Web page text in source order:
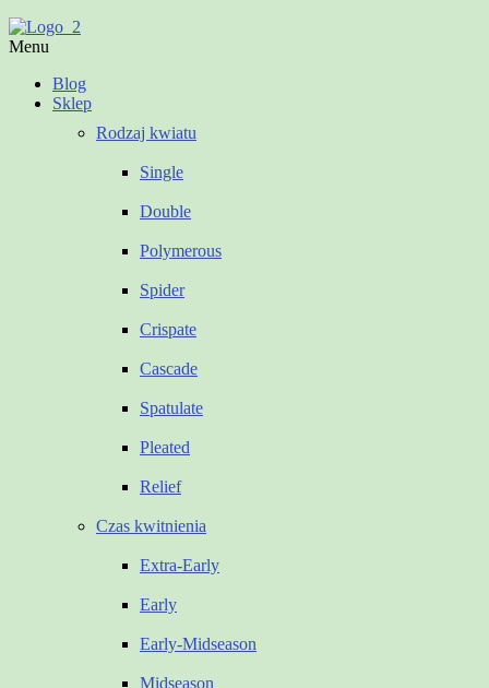
Menu
Blog
Sklep
Rodzaj kwiatu
Single
Double
Polymerous
Spider
Crispate
Cascade
Spatulate
Pleated
Relief
Czas kwitnienia
Extra-Early
Early
Early-Midseason
Midseason